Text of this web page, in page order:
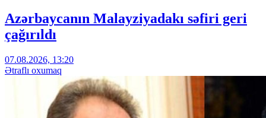
Azərbaycanın Malayziyadakı səfiri geri
çağırıldı
07.08.2026, 13:20
Ətraflı oxumaq